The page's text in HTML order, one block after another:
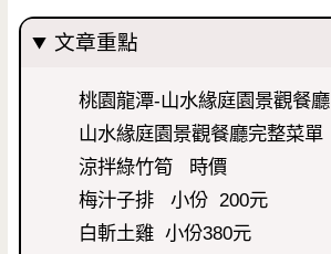
文章重點
桃園龍潭-山水緣庭園景觀餐廳
山水緣庭園景觀餐廳完整菜單
涼拌綠竹筍 時價
梅汁子排 小份 200元
白斬土雞 小份380元